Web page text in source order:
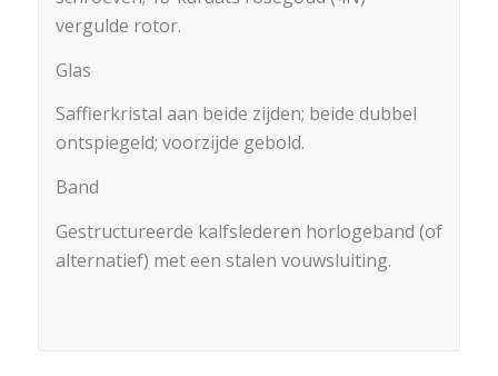
vergulde rotor.
Glas
Saffierkristal aan beide zijden; beide dubbel
ontspiegeld; voorzijde gebold.
Band
Gestructureerde kalfslederen horlogeband (of
alternatief) met een stalen vouwsluiting.